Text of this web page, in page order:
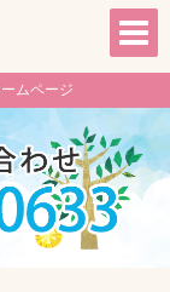
ムページ